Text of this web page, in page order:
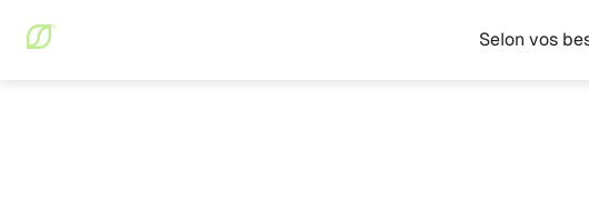
Selon vos